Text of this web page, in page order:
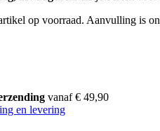
op voorraad. Aanvulling is
vanaf € 49,90
en levering